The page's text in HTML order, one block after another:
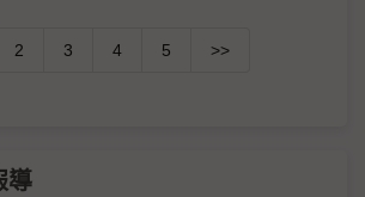
2 3 4 5 >>
導